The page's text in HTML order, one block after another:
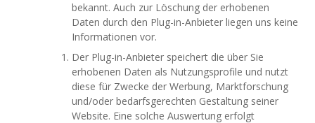
bekannt. Auch zur Löschung der erhobenen
Daten durch den Plug-in-Anbieter liegen uns keine
Informationen vor.
Der Plug-in-Anbieter speichert die über Sie
erhobenen Daten als Nutzungsprofile und nutzt
diese für Zwecke der Werbung, Marktforschung
und/oder bedarfsgerechten Gestaltung seiner
Website. Eine solche Auswertung erfolgt